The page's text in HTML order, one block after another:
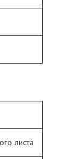
листа